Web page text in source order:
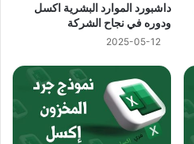
داشبورد الموارد البشرية اكسل
ودوره في نجاح الشركة
2025-05-12